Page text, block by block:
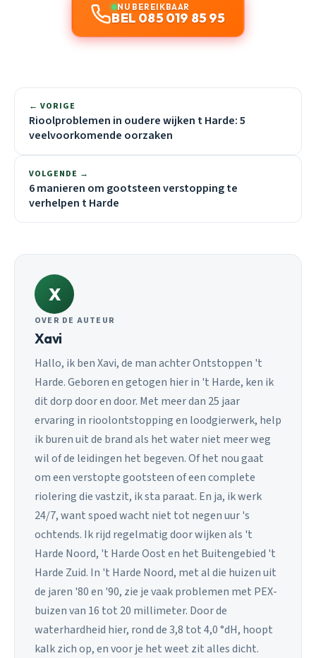
NU BEREIKBAAR
BEL 085 019 85 95
← VORIGE
Rioolproblemen in oudere wijken t Harde: 5
veelvoorkomende oorzaken
VOLGENDE →
6 manieren om gootsteen verstopping te
verhelpen t Harde
X
OVER DE AUTEUR
Xavi
Hallo, ik ben Xavi, de man achter Ontstoppen 't
Harde. Geboren en getogen hier in 't Harde, ken ik
dit dorp door en door. Met meer dan 25 jaar
ervaring in rioolontstopping en loodgierwerk, help
ik buren uit de brand als het water niet meer weg
wil of de leidingen het begeven. Of het nou gaat
om een verstopte gootsteen of een complete
riolering die vastzit, ik sta paraat. En ja, ik werk
24/7, want spoed wacht niet tot negen uur 's
ochtends. Ik rijd regelmatig door wijken als 't
Harde Noord, 't Harde Oost en het Buitengebied 't
Harde Zuid. In 't Harde Noord, met al die huizen uit
de jaren '80 en '90, zie je vaak problemen met PEX-
buizen van 16 tot 20 millimeter. Door de
waterhardheid hier, rond de 3,8 tot 4,0 °dH, hoopt
kalk zich op, en voor je het weet zit alles dicht.